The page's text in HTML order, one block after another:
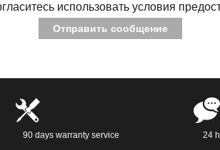
использовать условия
Отправить сообщение
90 days warranty service 24